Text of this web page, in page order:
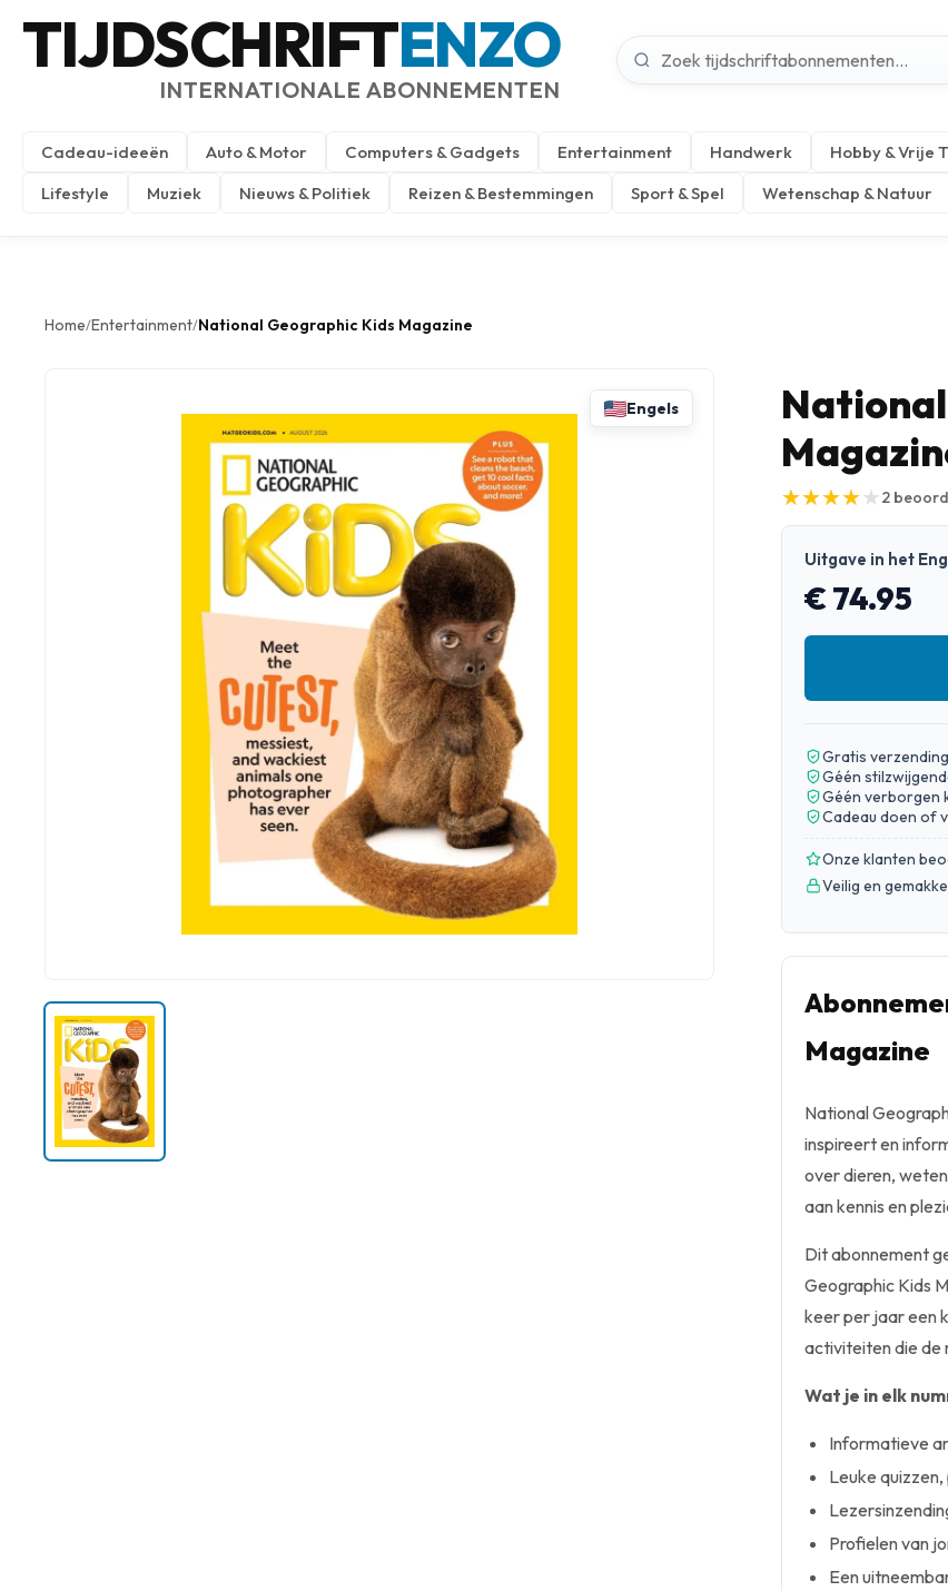
TIJDSCHRIFTENZO
INTERNATIONALE ABONNEMENTEN
Cadeau-ideeën Auto & Motor Computers & Gadgets Entertainment Handwerk Hobby & Vrije
Lifestyle
Muziek Nieuws & Politiek Reizen & Bestemmingen Sport & Spel Wetenschap & Natuur
Home/Entertainment/National Geographic Kids Magazine
Engels
★
★★
★★
★★
★★
★2
Uitgave in het
€ 74.95
Gratis
Géén
Géén verborgen
Cadeau doen of
Onze klanten
Veilig en
Magazine
National
inspireert en
over dieren,
aan kennis en
Dit abonnement
Geographic Kids
keer per jaar een
activiteiten die de
Wat je in elk
Informatieve
Leuke
Profielen van
Een